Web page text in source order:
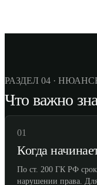
РАЗДЕЛ 04 ·
Что важно
01
Когда
По ст. 200 ГК РФ срок
нарушении права.